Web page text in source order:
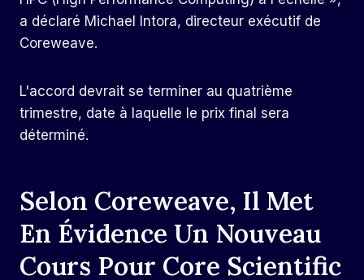
a déclaré Michael Intora, directeur exécutif de
Coreweave.
L'accord devrait se terminer au quatrième
trimestre, date à laquelle le prix final sera
déterminé.
Selon Coreweave, Il Met
En Évidence Un Nouveau
Cours Pour Core Scientific